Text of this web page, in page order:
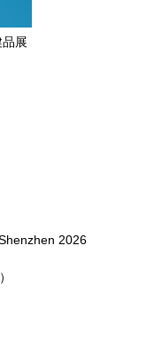
展
2026